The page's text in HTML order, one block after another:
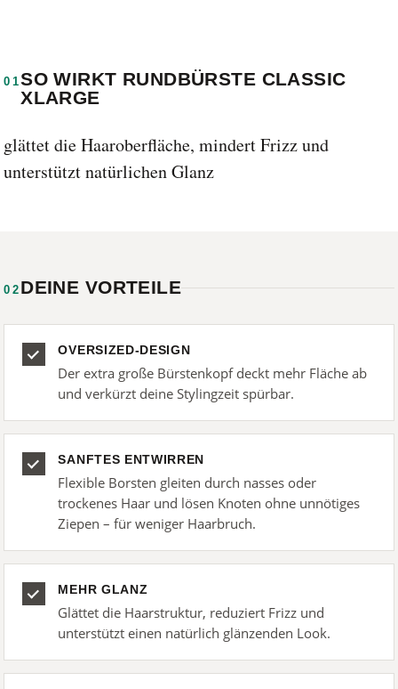
01SO WIRKT RUNDBÜRSTE CLASSIC
XLARGE
glättet die Haaroberfläche, mindert Frizz und
unterstützt natürlichen Glanz
02 DEINE VORTEILE
OVERSIZED-DESIGN
Der extra große Bürstenkopf deckt mehr Fläche ab
und verkürzt deine Stylingzeit spürbar.
SANFTES ENTWIRREN
Flexible Borsten gleiten durch nasses oder
trockenes Haar und lösen Knoten ohne unnötiges
Ziepen – für weniger Haarbruch.
MEHR GLANZ
Glättet die Haarstruktur, reduziert Frizz und
unterstützt einen natürlich glänzenden Look.